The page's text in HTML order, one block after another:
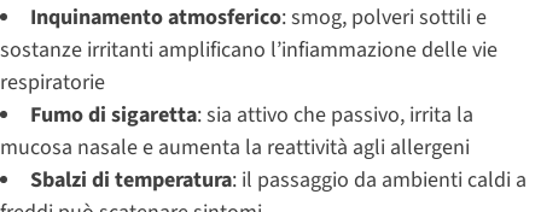
Inquinamento atmosferico: smog, polveri sottili e
sostanze irritanti amplificano l’infiammazione delle vie
respiratorie
Fumo di sigaretta: sia attivo che passivo, irrita la
mucosa nasale e aumenta la reattività agli allergeni
Sbalzi di temperatura: il passaggio da ambienti caldi a